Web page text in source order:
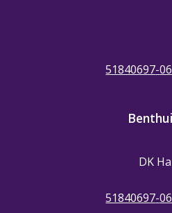
06-51840697
06-51840697